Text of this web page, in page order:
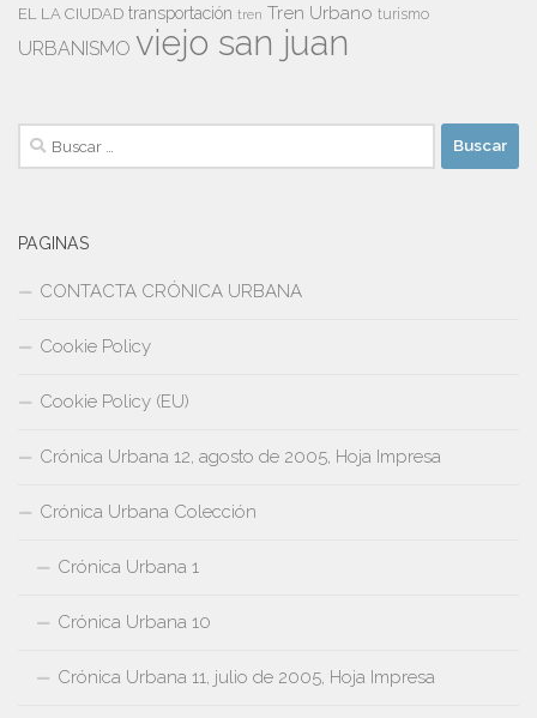
EL LA CIUDAD transportación tren Tren Urbano turismo
URBANISMO viejo san juan
Buscar:
PAGINAS
CONTACTA CRÓNICA URBANA
Cookie Policy
Cookie Policy (EU)
Crónica Urbana 12, agosto de 2005, Hoja Impresa
Crónica Urbana Colección
Crónica Urbana 1
Crónica Urbana 10
Crónica Urbana 11, julio de 2005, Hoja Impresa